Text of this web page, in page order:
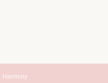
Harmony